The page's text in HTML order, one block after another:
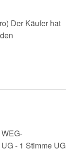
Der Käufer hat
- 1 Stimme UG